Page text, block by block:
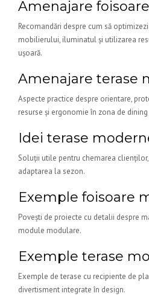
Amenajare
Recomandări despre cum să
mobilierului, iluminatul și utilizarea
ușoară.
Amenajare terase
Aspecte practice despre orientare,
resurse și ergonomie în zona de
Idei terase
Soluții utile pentru chemarea
adaptarea la sezon.
Exemple foisoare
Povești de proiecte cu detalii despre
module modulare.
Exemple terase
Exemple de terase cu recipiente de
divertisment integrate în design.